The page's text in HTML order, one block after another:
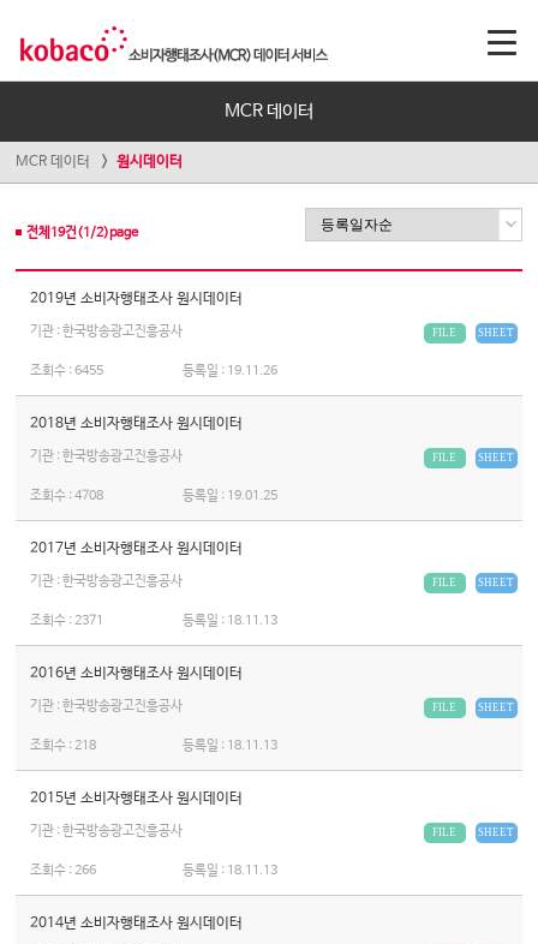
MCR 데이터
MCR 데이터 원시데이터
전체 19건(1 /2)page
2019년 소비자행태조사 원시데이터
기관 : 한국방송광고진흥공사 SHEET
FILE
조회수 :6455 등록일 : 19.11.26
2018년 소비자행태조사 원시데이터
기관 : 한국방송광고진흥공사 SHEET
FILE
조회수 :4708 등록일 : 19.01.25
2017년 소비자행태조사 원시데이터
기관 : 한국방송광고진흥공사 SHEET
FILE
조회수 :2371 등록일 : 18.11.13
2016년 소비자행태조사 원시데이터
기관 : 한국방송광고진흥공사 SHEET
FILE
조회수 :218 등록일 : 18.11.13
2015년 소비자행태조사 원시데이터
기관 : 한국방송광고진흥공사 SHEET
FILE
조회수 :266 등록일 : 18.11.13
2014년 소비자행태조사 원시데이터